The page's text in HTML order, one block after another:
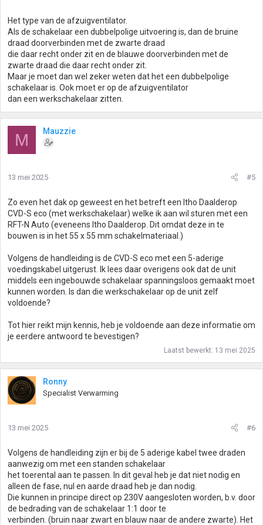
Het type van de afzuigventilator.
Als de schakelaar een dubbelpolige uitvoering is, dan de bruine
draad doorverbinden met de zwarte draad
die daar recht onder zit en de blauwe doorverbinden met de
zwarte draad die daar recht onder zit.
Maar je moet dan wel zeker weten dat het een dubbelpolige
schakelaar is. Ook moet er op de afzuigventilator
dan een werkschakelaar zitten.
M Mauzzie
13 mei 2025 #5
Zo even het dak op geweest en het betreft een Itho Daalderop
CVD-S eco (met werkschakelaar) welke ik aan wil sturen met een
RFT-N Auto (eveneens Itho Daalderop. Dit omdat deze in te
bouwen is in het 55 x 55 mm schakelmateriaal.)
Volgens de handleiding is de CVD-S eco met een 5-aderige
voedingskabel uitgerust. Ik lees daar overigens ook dat de unit
middels een ingebouwde schakelaar spanningsloos gemaakt moet
kunnen worden. Is dan die werkschakelaar op de unit zelf
voldoende?
Tot hier reikt mijn kennis, heb je voldoende aan deze informatie om
je eerdere antwoord te bevestigen?
Laatst bewerkt: 13 mei 2025
Ronny
Specialist Verwarming
13 mei 2025 #6
Volgens de handleiding zijn er bij de 5 aderige kabel twee draden
aanwezig om met een standen schakelaar
het toerental aan te passen. In dit geval heb je dat niet nodig en
alleen de fase, nul en aarde draad heb je dan nodig.
Die kunnen in principe direct op 230V aangesloten worden, b.v. door
de bedrading van de schakelaar 1:1 door te
verbinden. (bruin naar zwart en blauw naar de andere zwarte). Het